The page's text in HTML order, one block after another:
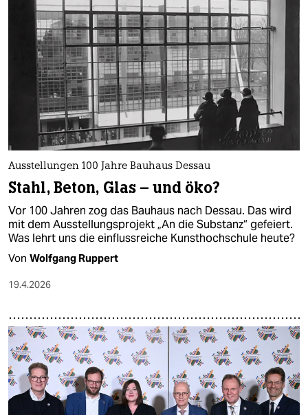
Ausstellungen 100 Jahre Bauhaus Dessau
Stahl, Beton, Glas – und öko?
Vor 100 Jahren zog das Bauhaus nach Dessau. Das wird
mit dem Ausstellungsprojekt „An die Substanz“ gefeiert.
Was lehrt uns die einflussreiche Kunsthochschule heute?
Von Wolfgang Ruppert
19.4.2026